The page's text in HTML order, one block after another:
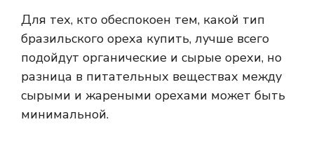
Для тех, кто обеспокоен тем, какой тип
бразильского ореха купить, лучше всего
подойдут органические и сырые орехи, но
разница в питательных веществах между
сырыми и жареными орехами может быть
минимальной.